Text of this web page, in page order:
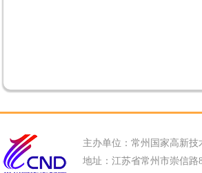
主办单位：常州国家高新
地址：江苏省常州市崇信路